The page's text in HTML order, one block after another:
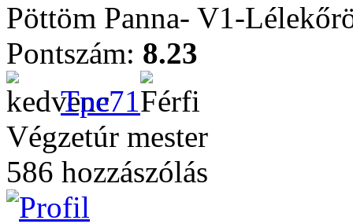
Pöttöm Panna- V1-
Pontszám: 8.23
Tpe71
Végzetúr mester
586 hozzászólás